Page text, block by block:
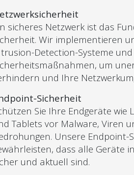
sicheres Netzwerk ist das
Wir implementieren
Detection-Systeme
um
und Ihre
Sicherheit
Sie Ihre Endgeräte wie
Tablets vor Malware, Viren
Unsere Endpoint-
dass alle Geräte
und aktuell sind.